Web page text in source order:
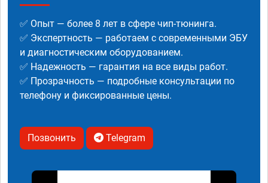
✅ Опыт — более 8 лет в сфере чип-тюнинга.
✅ Экспертность — работаем с современными ЭБУ
и диагностическим оборудованием.
✅ Надежность — гарантия на все виды работ.
✅ Прозрачность — подробные консультации по
телефону и фиксированные цены.
Позвонить Telegram